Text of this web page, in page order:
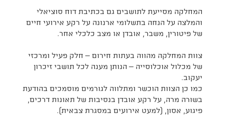
המחלקה מסייעת לתושבים גם בכתיבת דוח סוציאלי
והמלצה על הנחה בתשלומי ארנונה על רקע אירועי חיים
של פיטורין, משבר, אובדן או מצב כלכלי אחר.
צוות המחלקה מהווה בעתות חירום – חלק פעיל ומרכזי
של מכלול אוכלוסייה – הנותן מענה לכל תושבי זיכרון
יעקוב.
כמו כן הצוות הוכשר ומתלווה לגורמים מוסמכים בהודעת
בשורה מרה, על רקע אובדן בנסיבות של תאונות דרכים,
פיגוע, אסון, (למעט אירועים במסגרת צבאית).